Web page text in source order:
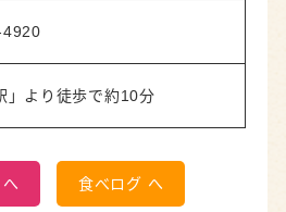
」より徒歩で約10分
食べログ へ